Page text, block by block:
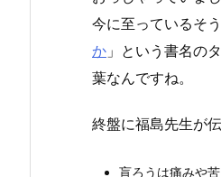
今に至っているそ
か 」という書名の
葉なんですね。
終盤に福島先生が
盲ろうは痛みや